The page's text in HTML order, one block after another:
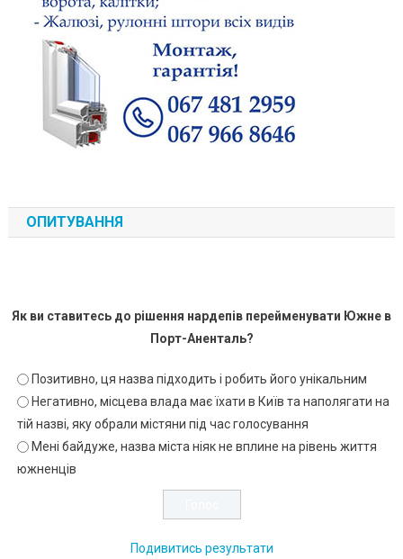
ОПИТУВАННЯ
Як ви ставитесь до рішення нардепів перейменувати Южне в
Порт-Аненталь?
Позитивно, ця назва підходить і робить його унікальним
Негативно, місцева влада має їхати в Київ та наполягати на
тій назві, яку обрали містяни під час голосування
Мені байдуже, назва міста ніяк не вплине на рівень життя
южненців
Подивитись результати